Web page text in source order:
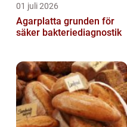
01 juli 2026
Agarplatta grunden för
säker bakteriediagnostik